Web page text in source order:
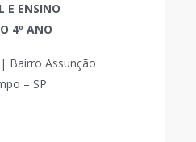
E ENSINO
4º ANO
Bairro Assunção
– SP